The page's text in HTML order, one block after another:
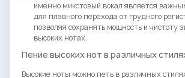
именно микстовый вокал является
для плавного перехода от грудного
позволяя сохранять мощность и чистоту
высоких нотах.
Пение высоких нот в различных
Высокие ноты можно петь в различных